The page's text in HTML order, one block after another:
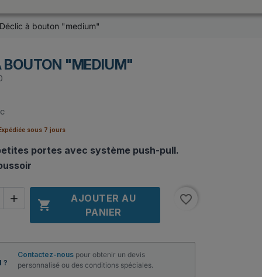
Déclic à bouton "medium"
BOUTON "MEDIUM"
sous 7 jours
portes avec système push-pull.
 
AJOUTER AU
PANIER
favorite_border
?
Contactez-nous pour obtenir un devis
personnalisé ou des conditions spéciales.